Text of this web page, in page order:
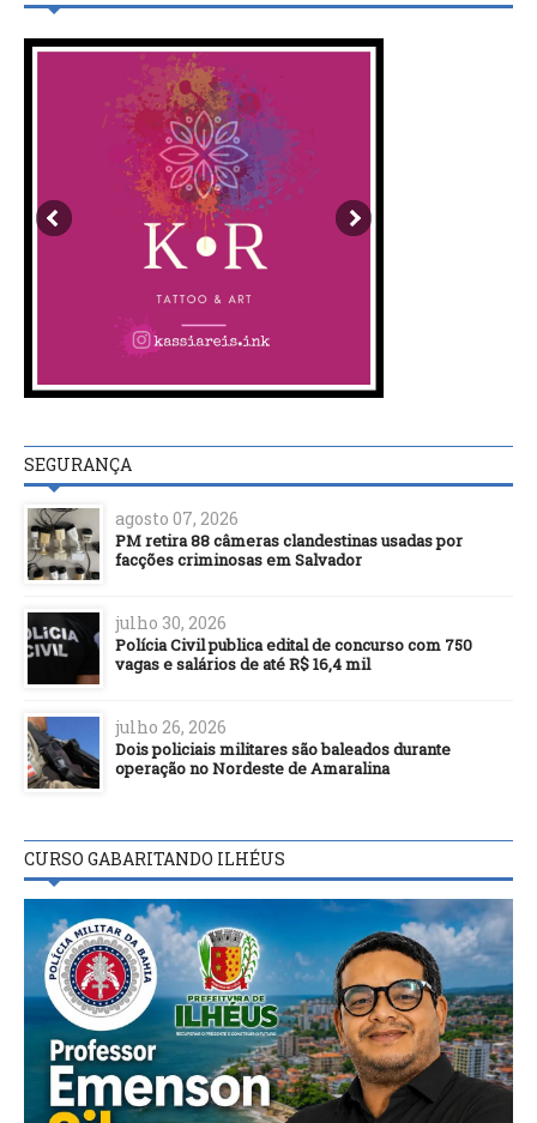
SEGURANÇA
agosto 07, 2026
PM retira 88 câmeras clandestinas usadas por
facções criminosas em Salvador
julho 30, 2026
Polícia Civil publica edital de concurso com 750
vagas e salários de até R$ 16,4 mil
julho 26, 2026
Dois policiais militares são baleados durante
operação no Nordeste de Amaralina
CURSO GABARITANDO ILHÉUS